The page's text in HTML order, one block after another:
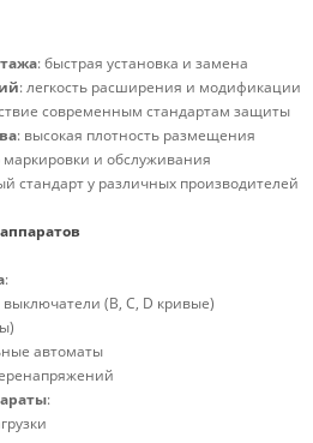
: быстрая установка и замена
: легкость расширения и модификации
современным стандартам защиты
: высокая плотность размещения
маркировки и обслуживания
стандарт у различных производителей
:
(В, С, D кривые)
автоматы
: